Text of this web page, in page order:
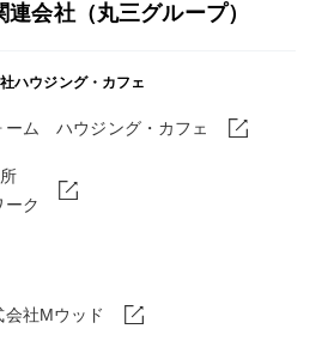
連会社（丸三グループ）
ハウジング・カフェ
ーム ハウジング・カフェ
所
ーク
社Mウッド